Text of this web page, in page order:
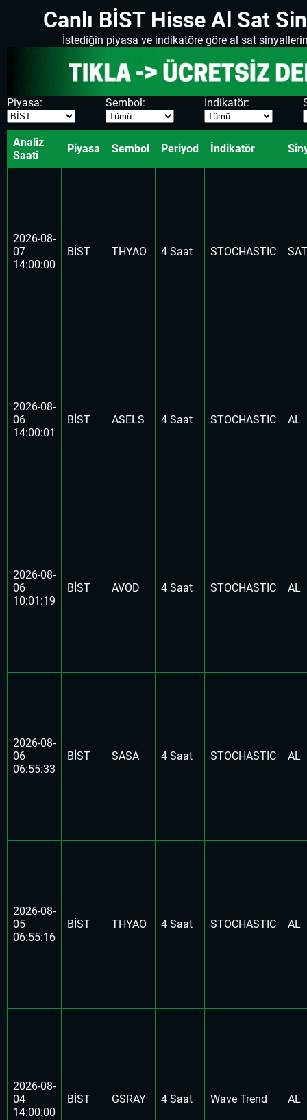
Canlı BİST Hisse Al Sat
İstediğin piyasa ve indikatöre göre al sat
Piyasa: Sembol: İndikatör:
Analiz
Saati
Piyasa Sembol Periyod İndikatör
2026-08-
07
14:00:00
BİST THYAO 4 Saat STOCHASTIC SAT
2026-08-
06
14:00:01
BİST ASELS 4 Saat STOCHASTIC AL
2026-08-
06
10:01:19
BİST AVOD 4 Saat STOCHASTIC AL
2026-08-
06
06:55:33
BİST SASA 4 Saat STOCHASTIC AL
2026-08-
05
06:55:16
BİST THYAO 4 Saat STOCHASTIC AL
2026-08-
04
14:00:00
BİST GSRAY 4 Saat Wave Trend AL